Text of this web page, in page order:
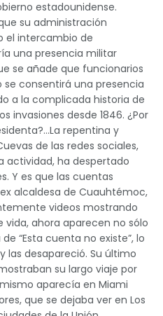
estadounidense.
su administración
el intercambio de
una presencia militar
se añade que funcionarios
consentirá una presencia
a la complicada historia de
invasiones desde 1846. ¿Por
repentina y
de las redes sociales,
actividad, ha despertado
Y es que las cuentas
alcaldesa de Cuauhtémoc,
videos mostrando
vida, ahora aparecen no sólo
“Esta cuenta no existe”, lo
las desapareció. Su último
su largo viaje por
aparecía en Miami
que se dejaba ver en Los